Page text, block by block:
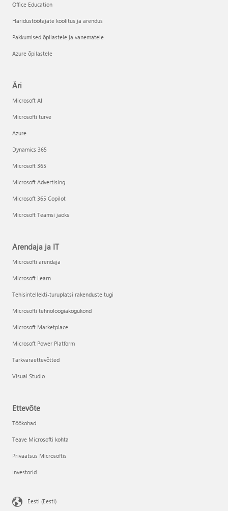
Office Education
Haridustöötajate koolitus ja arendus
Pakkumised õpilastele ja vanematele
Azure õpilastele
Äri
Microsoft AI
Microsofti turve
Azure
Dynamics 365
Microsoft 365
Microsoft Advertising
Microsoft 365 Copilot
Microsoft Teamsi jaoks
Arendaja ja IT
Microsofti arendaja
Microsoft Learn
Tehisintellekti-turuplatsi rakenduste tugi
Microsofti tehnoloogiakogukond
Microsoft Marketplace
Microsoft Power Platform
Tarkvaraettevõtted
Visual Studio
Ettevõte
Töökohad
Teave Microsofti kohta
Privaatsus Microsoftis
Investorid
Eesti (Eesti)